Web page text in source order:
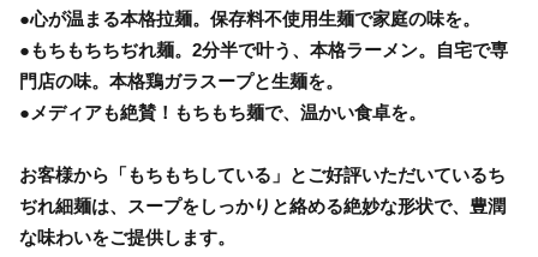
●心が温まる本格拉麺。保存料不使用生麺で家庭の味を。
●もちもちちぢれ麺。2分半で叶う、本格ラーメン。自宅で専
門店の味。本格鶏ガラスープと生麺を。
●メディアも絶賛！もちもち麺で、温かい食卓を。
お客様から「もちもちしている」とご好評いただいているち
ぢれ細麺は、スープをしっかりと絡める絶妙な形状で、豊潤
な味わいをご提供します。